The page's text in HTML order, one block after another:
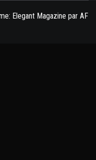
Elegant Magazine par AF